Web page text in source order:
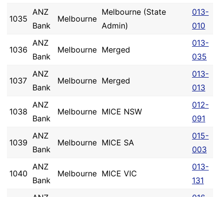
1035
ANZ
Bank
Melbourne
Melbourne (State
Admin)
013-
010
1036
ANZ
Bank
Melbourne Merged
013-
035
1037
ANZ
Bank
Melbourne Merged
013-
013
1038
ANZ
Bank
Melbourne MICE NSW
012-
091
1039
ANZ
Bank
Melbourne MICE SA
015-
003
1040
ANZ
Bank
Melbourne MICE VIC
013-
131